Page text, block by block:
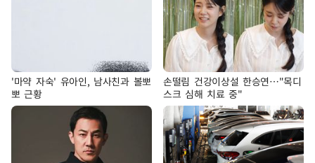
'마약 자숙' 유아인, 남사친과 볼뽀
뽀 근황
손떨림 건강이상설 한승연…"목디
스크 심해 치료 중"